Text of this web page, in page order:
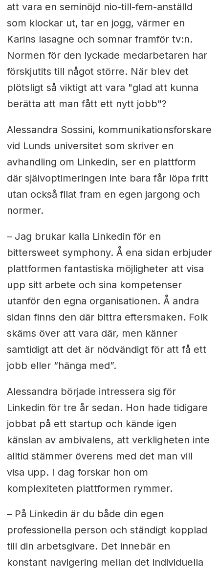
att vara en seminöjd nio-till-fem-anställd
som klockar ut, tar en jogg, värmer en
Karins lasagne och somnar framför tv:n.
Normen för den lyckade medarbetaren har
förskjutits till något större. När blev det
plötsligt så viktigt att vara "glad att kunna
berätta att man fått ett nytt jobb"?
Alessandra Sossini, kommunikationsforskare
vid Lunds universitet som skriver en
avhandling om Linkedin, ser en plattform
där självoptimeringen inte bara får löpa fritt
utan också filat fram en egen jargong och
normer.
– Jag brukar kalla Linkedin för en
bittersweet symphony. Å ena sidan erbjuder
plattformen fantastiska möjligheter att visa
upp sitt arbete och sina kompetenser
utanför den egna organisationen. Å andra
sidan finns den där bittra eftersmaken. Folk
skäms över att vara där, men känner
samtidigt att det är nödvändigt för att få ett
jobb eller “hänga med”.
Alessandra började intressera sig för
Linkedin för tre år sedan. Hon hade tidigare
jobbat på ett startup och kände igen
känslan av ambivalens, att verkligheten inte
alltid stämmer överens med det man vill
visa upp. I dag forskar hon om
komplexiteten plattformen rymmer.
– På Linkedin är du både din egen
professionella person och ständigt kopplad
till din arbetsgivare. Det innebär en
konstant navigering mellan det individuella